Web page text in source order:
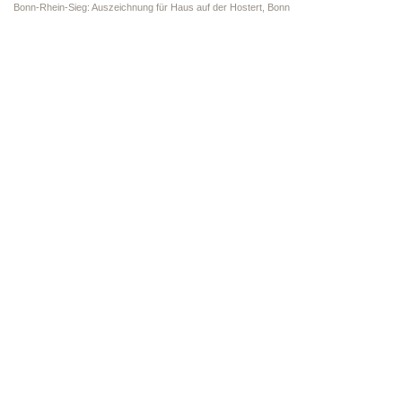
Bonn-Rhein-Sieg: Auszeichnung für Haus auf der Hostert, Bonn